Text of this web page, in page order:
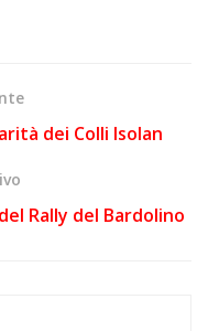
dei Colli Isolan
Rally del Bardolino